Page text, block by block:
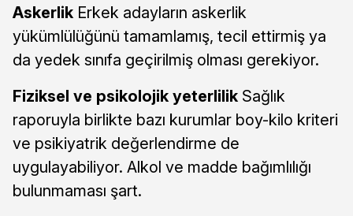
Askerlik Erkek adayların askerlik
yükümlülüğünü tamamlamış, tecil ettirmiş ya
da yedek sınıfa geçirilmiş olması gerekiyor.
Fiziksel ve psikolojik yeterlilik Sağlık
raporuyla birlikte bazı kurumlar boy-kilo kriteri
ve psikiyatrik değerlendirme de
uygulayabiliyor. Alkol ve madde bağımlılığı
bulunmaması şart.